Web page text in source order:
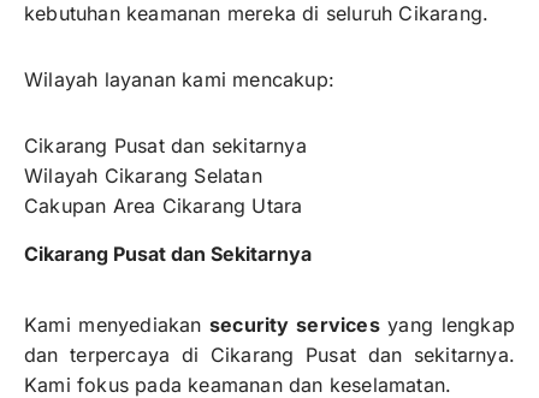
kebutuhan keamanan mereka di seluruh Cikarang.
Wilayah layanan kami mencakup:
Cikarang Pusat dan sekitarnya
Wilayah Cikarang Selatan
Cakupan Area Cikarang Utara
Cikarang Pusat dan Sekitarnya
Kami menyediakansecurity servicesyang lengkap
dan terpercaya di Cikarang Pusat dan sekitarnya.
Kami fokus pada keamanan dan keselamatan.